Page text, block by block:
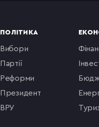
ПОЛІТИКА
вибори
партії
реформи
президент
ВРУ